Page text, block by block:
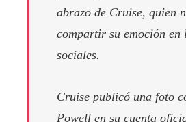
abrazo de Cruise, quien
compartir su emoción en
sociales.
Cruise publicó una foto
Powell en su cuenta